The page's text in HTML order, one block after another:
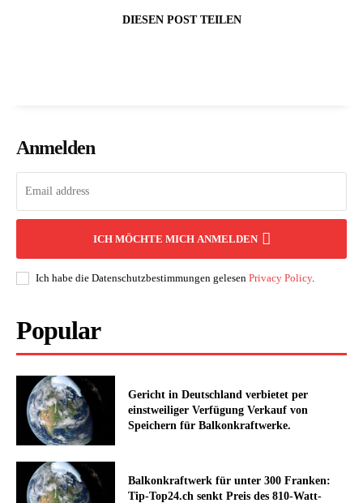
DIESEN POST TEILEN
Anmelden
ICH MÖCHTE MICH ANMELDEN
Ich habe die Datenschutzbestimmungen gelesen Privacy Policy.
Popular
Gericht in Deutschland verbietet per
einstweiliger Verfügung Verkauf von
Speichern für Balkonkraftwerke.
Balkonkraftwerk für unter 300 Franken:
Tip-Top24.ch senkt Preis des 810-Watt-